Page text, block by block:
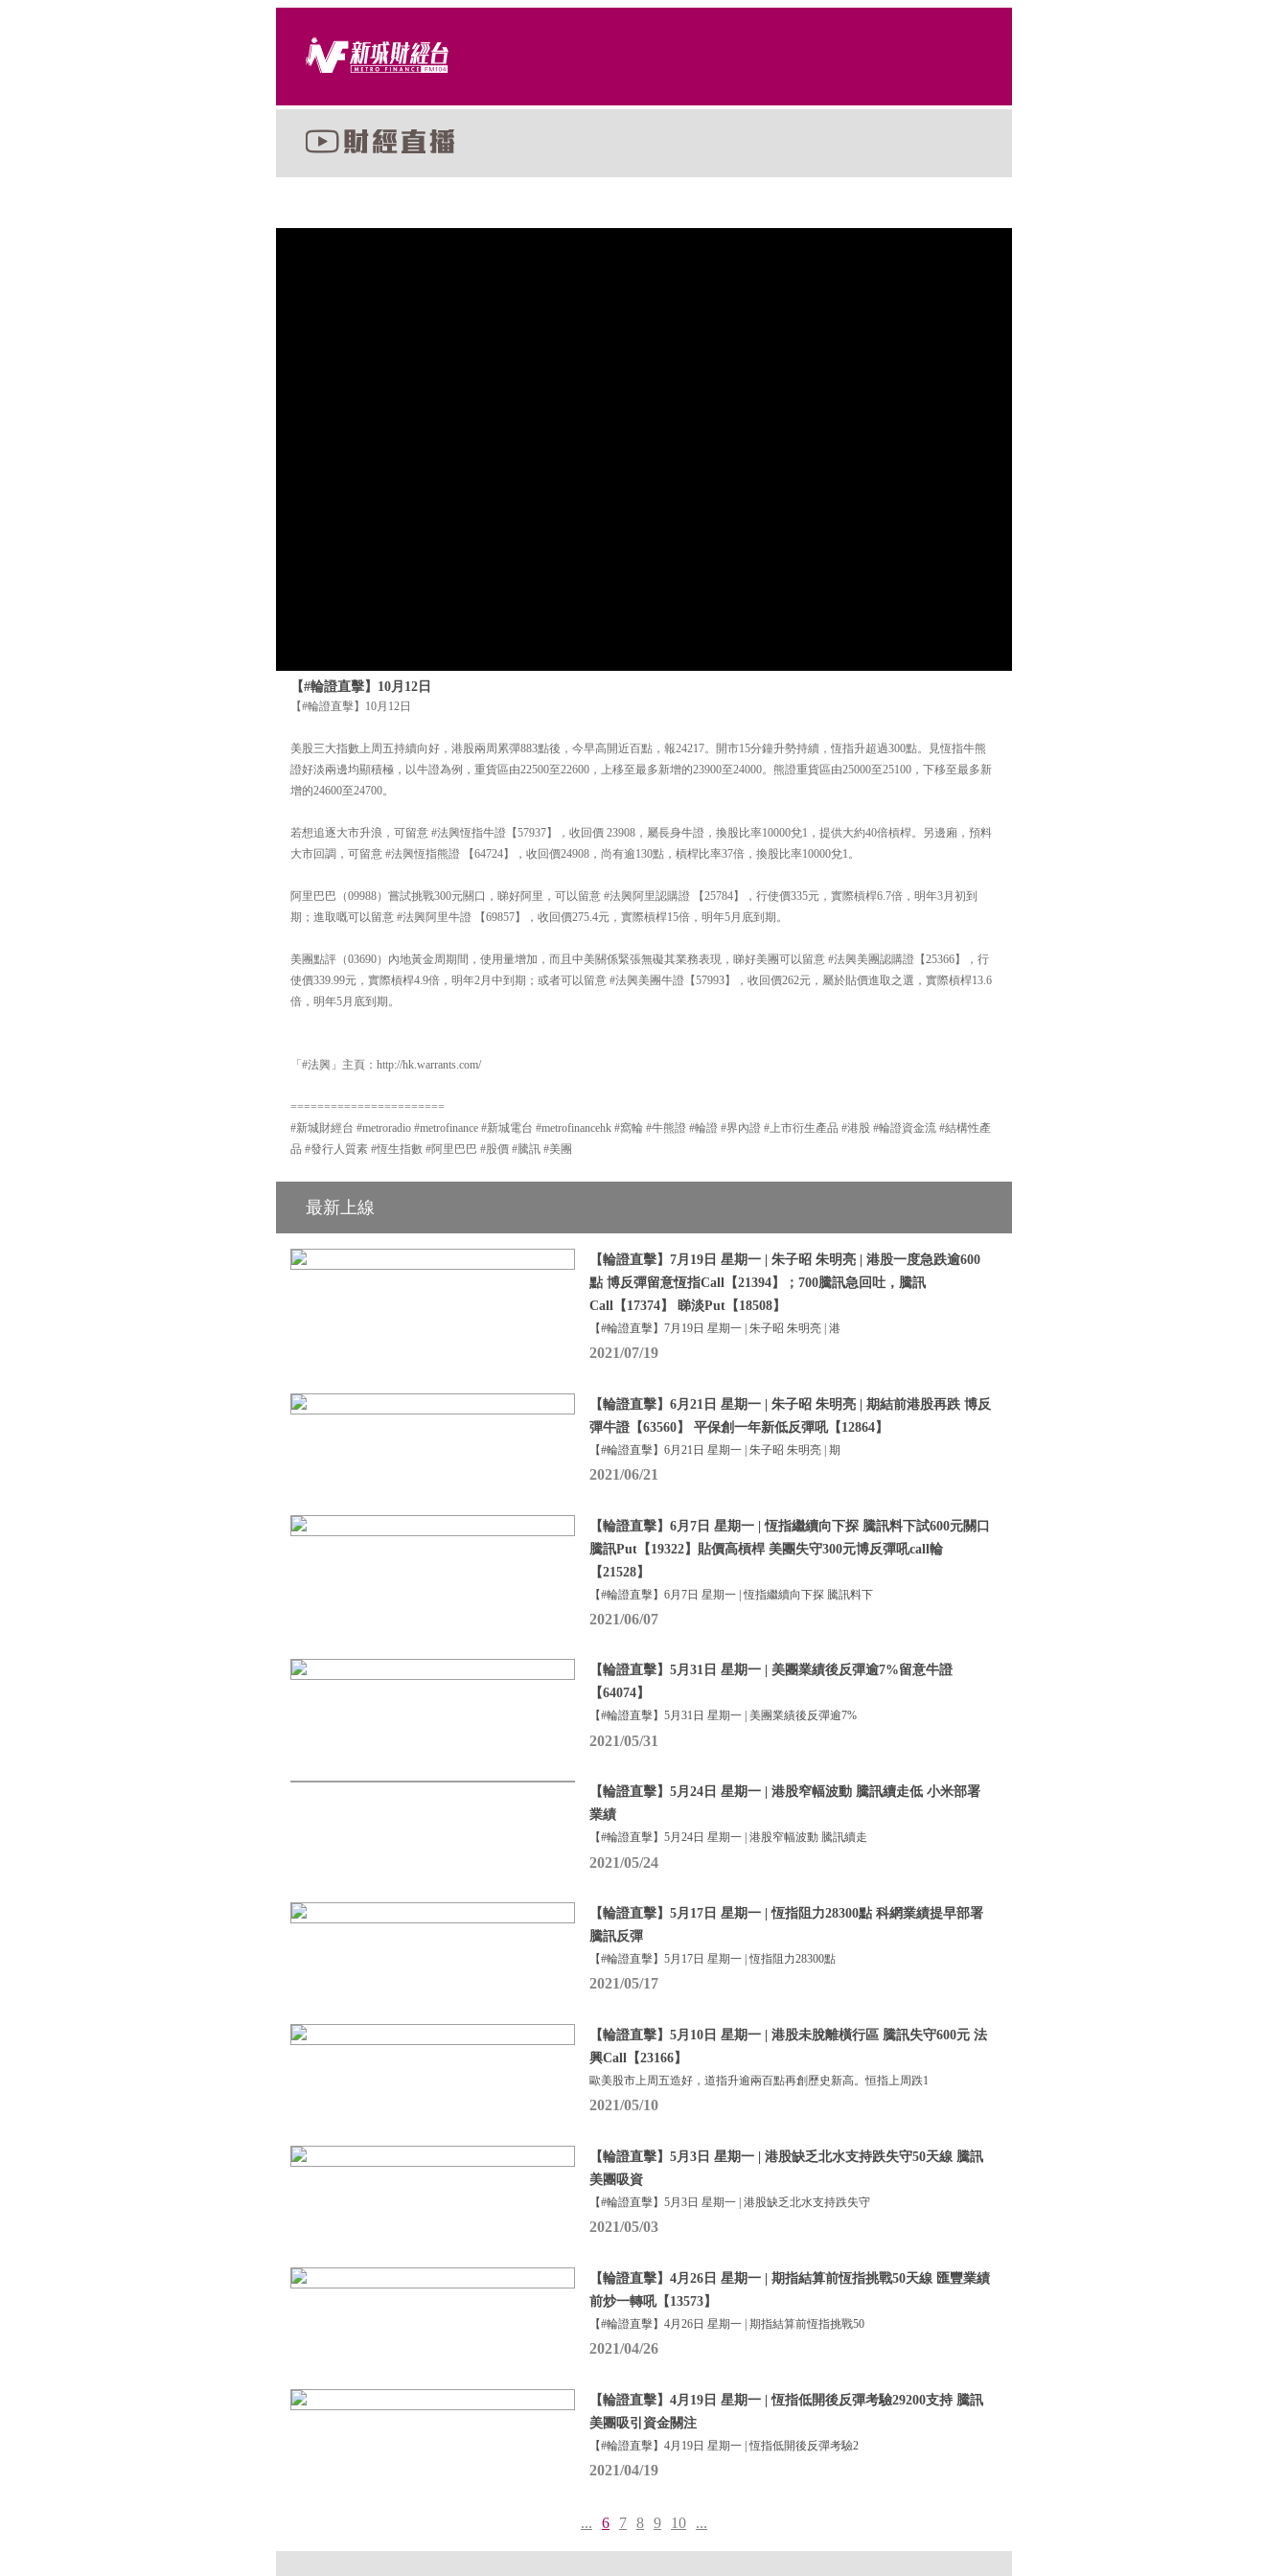
【#輪證直擊】10月12日
【#輪證直擊】10月12日
美股三大指數上周五持續向好，港股兩周累彈883點後，今早高開近百點，報24217。開市15分鐘升勢持續，恆指升超過300點。見恆指牛熊
證好淡兩邊均顯積極，以牛證為例，重貨區由22500至22600，上移至最多新增的23900至24000。熊證重貨區由25000至25100，下移至最多新
增的24600至24700。
若想追逐大市升浪，可留意 #法興恆指牛證【57937】，收回價 23908，屬長身牛證，換股比率10000兌1，提供大約40倍槓桿。另邊廂，預料
大市回調，可留意 #法興恆指熊證 【64724】，收回價24908，尚有逾130點，槓桿比率37倍，換股比率10000兌1。
阿里巴巴（09988）嘗試挑戰300元關口，睇好阿里，可以留意 #法興阿里認購證 【25784】，行使價335元，實際槓桿6.7倍，明年3月初到
期；進取嘅可以留意 #法興阿里牛證 【69857】，收回價275.4元，實際槓桿15倍，明年5月底到期。
美團點評（03690）內地黃金周期間，使用量增加，而且中美關係緊張無礙其業務表現，睇好美團可以留意 #法興美團認購證【25366】，行
使價339.99元，實際槓桿4.9倍，明年2月中到期；或者可以留意 #法興美團牛證【57993】，收回價262元，屬於貼價進取之選，實際槓桿13.6
倍，明年5月底到期。
「#法興」主頁：http://hk.warrants.com/
=======================
#新城財經台 #metroradio #metrofinance #新城電台 #metrofinancehk #窩輪 #牛熊證 #輪證 #界內證 #上市衍生產品 #港股 #輪證資金流 #結構性產
品 #發行人質素 #恆生指數 #阿里巴巴 #股價 #騰訊 #美團
最新上線
【輪證直擊】7月19日 星期一 | 朱子昭 朱明亮 | 港股一度急跌逾600
點 博反彈留意恆指Call【21394】；700騰訊急回吐，騰訊
Call【17374】 睇淡Put【18508】
【#輪證直擊】7月19日 星期一 | 朱子昭 朱明亮 | 港
2021/07/19
【輪證直擊】6月21日 星期一 | 朱子昭 朱明亮 | 期結前港股再跌 博反
彈牛證【63560】 平保創一年新低反彈吼【12864】
【#輪證直擊】6月21日 星期一 | 朱子昭 朱明亮 | 期
2021/06/21
【輪證直擊】6月7日 星期一 | 恆指繼續向下探 騰訊料下試600元關口
騰訊Put【19322】貼價高槓桿 美團失守300元博反彈吼call輪
【21528】
【#輪證直擊】6月7日 星期一 | 恆指繼續向下探 騰訊料下
2021/06/07
【輪證直擊】5月31日 星期一 | 美團業績後反彈逾7%留意牛證
【64074】
【#輪證直擊】5月31日 星期一 | 美團業績後反彈逾7%
2021/05/31
【輪證直擊】5月24日 星期一 | 港股窄幅波動 騰訊續走低 小米部署
業績
【#輪證直擊】5月24日 星期一 | 港股窄幅波動 騰訊續走
2021/05/24
【輪證直擊】5月17日 星期一 | 恆指阻力28300點 科網業績提早部署
騰訊反彈
【#輪證直擊】5月17日 星期一 | 恆指阻力28300點
2021/05/17
【輪證直擊】5月10日 星期一 | 港股未脫離橫行區 騰訊失守600元 法
興Call【23166】
歐美股市上周五造好，道指升逾兩百點再創歷史新高。恒指上周跌1
2021/05/10
【輪證直擊】5月3日 星期一 | 港股缺乏北水支持跌失守50天線 騰訊
美團吸資
【#輪證直擊】5月3日 星期一 | 港股缺乏北水支持跌失守
2021/05/03
【輪證直擊】4月26日 星期一 | 期指結算前恆指挑戰50天線 匯豐業績
前炒一轉吼【13573】
【#輪證直擊】4月26日 星期一 | 期指結算前恆指挑戰50
2021/04/26
【輪證直擊】4月19日 星期一 | 恆指低開後反彈考驗29200支持 騰訊
美團吸引資金關注
【#輪證直擊】4月19日 星期一 | 恆指低開後反彈考驗2
2021/04/19
... 6 7 8 9 10 ...